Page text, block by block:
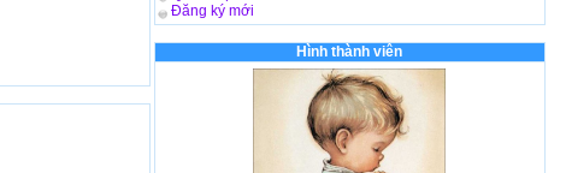
Đăng ký mới
Hình thành viên